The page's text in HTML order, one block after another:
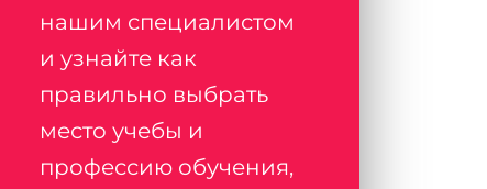
нашим специалистом
и узнайте как
правильно выбрать
место учебы и
профессию обучения,